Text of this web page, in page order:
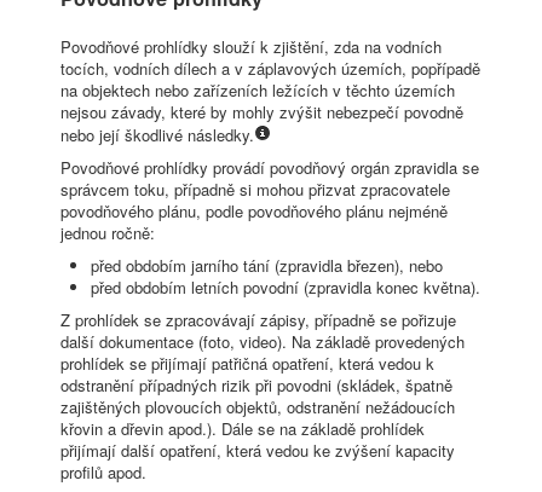
Povodňové prohlídky slouží k zjištění, zda na vodních
tocích, vodních dílech a v záplavových územích, popřípadě
na objektech nebo zařízeních ležících v těchto územích
nejsou závady, které by mohly zvýšit nebezpečí povodně
nebo její škodlivé následky.
Povodňové prohlídky provádí povodňový orgán zpravidla se
správcem toku, případně si mohou přizvat zpracovatele
povodňového plánu, podle povodňového plánu nejméně
jednou ročně:
před obdobím jarního tání (zpravidla březen), nebo
před obdobím letních povodní (zpravidla konec května).
Z prohlídek se zpracovávají zápisy, případně se pořizuje
další dokumentace (foto, video). Na základě provedených
prohlídek se přijímají patřičná opatření, která vedou k
odstranění případných rizik při povodni (skládek, špatně
zajištěných plovoucích objektů, odstranění nežádoucích
křovin a dřevin apod.). Dále se na základě prohlídek
přijímají další opatření, která vedou ke zvýšení kapacity
profilů apod.